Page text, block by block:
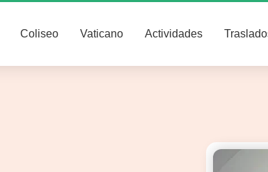
Coliseo Vaticano Actividades